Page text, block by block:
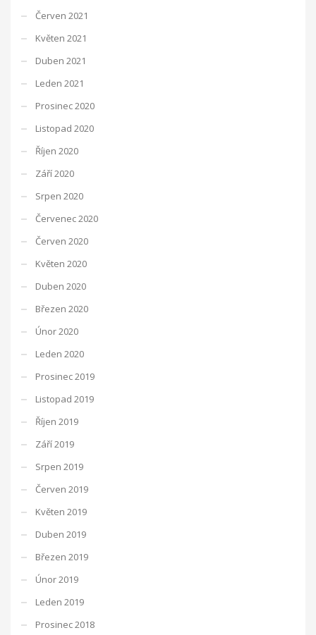
Červen 2021
Květen 2021
Duben 2021
Leden 2021
Prosinec 2020
Listopad 2020
Říjen 2020
Září 2020
Srpen 2020
Červenec 2020
Červen 2020
Květen 2020
Duben 2020
Březen 2020
Únor 2020
Leden 2020
Prosinec 2019
Listopad 2019
Říjen 2019
Září 2019
Srpen 2019
Červen 2019
Květen 2019
Duben 2019
Březen 2019
Únor 2019
Leden 2019
Prosinec 2018